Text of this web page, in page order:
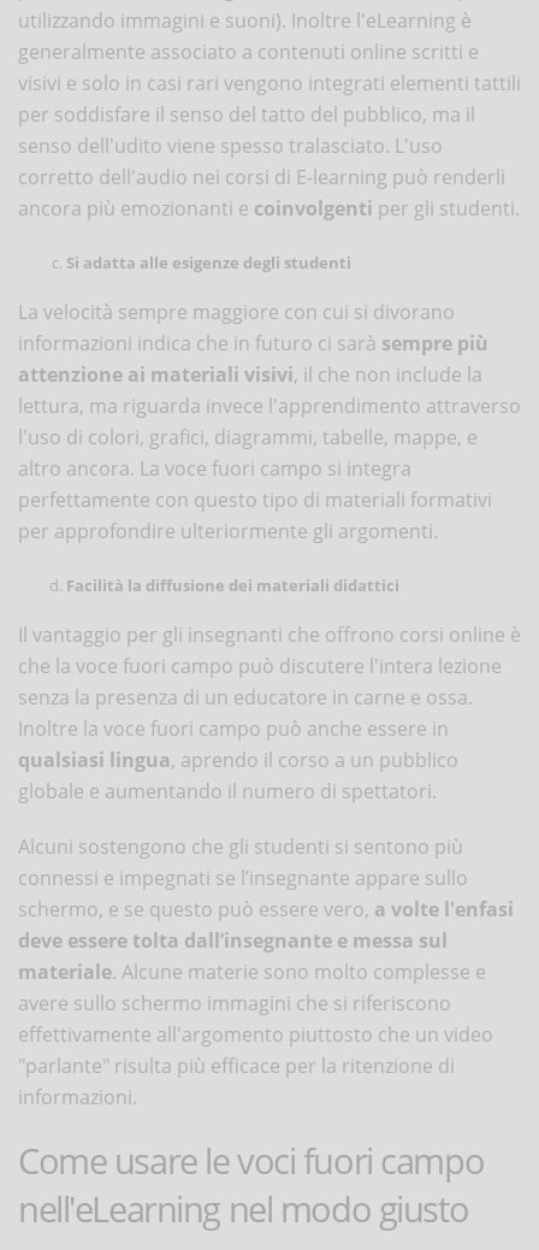
utilizzando immagini e suoni). Inoltre l'eLearning è
generalmente associato a contenuti online scritti e
visivi e solo in casi rari vengono integrati elementi tattili
per soddisfare il senso del tatto del pubblico, ma il
senso dell'udito viene spesso tralasciato. L'uso
corretto dell'audio nei corsi di E-learning può renderli
ancora più emozionanti e coinvolgenti per gli studenti.
Si adatta alle esigenze degli studenti
La velocità sempre maggiore con cui si divorano
informazioni indica che in futuro ci sarà sempre più
attenzione ai materiali visivi, il che non include la
lettura, ma riguarda invece l'apprendimento attraverso
l'uso di colori, grafici, diagrammi, tabelle, mappe, e
altro ancora. La voce fuori campo si integra
perfettamente con questo tipo di materiali formativi
per approfondire ulteriormente gli argomenti.
Facilità la diffusione dei materiali didattici
Il vantaggio per gli insegnanti che offrono corsi online è
che la voce fuori campo può discutere l'intera lezione
senza la presenza di un educatore in carne e ossa.
Inoltre la voce fuori campo può anche essere in
qualsiasi lingua, aprendo il corso a un pubblico
globale e aumentando il numero di spettatori.
Alcuni sostengono che gli studenti si sentono più
connessi e impegnati se l’insegnante appare sullo
schermo, e se questo può essere vero, a volte l'enfasi
deve essere tolta dall’insegnante e messa sul
materiale. Alcune materie sono molto complesse e
avere sullo schermo immagini che si riferiscono
effettivamente all'argomento piuttosto che un video
"parlante" risulta più efficace per la ritenzione di
informazioni.
Come usare le voci fuori campo
nell'eLearning nel modo giusto